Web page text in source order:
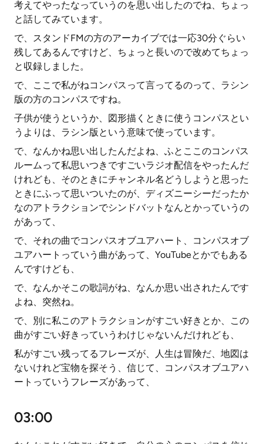
考えてやったなっていうのを思い出したのでね、ちょっ
と話してみています。
で、スタンドFMの方のアーカイブでは一応30分ぐらい
残してあるんですけど、ちょっと長いので改めてちょっ
と収録しました。
で、ここで私がねコンパスって言ってるのって、ラシン
版の方のコンパスですね。
子供が使うというか、図形描くときに使うコンパスとい
うよりは、ラシン版という意味で使っています。
で、なんかね思い出したんだよね、ふとここのコンパス
ルームって私思いつきですごいラジオ配信をやったんだ
けれども、そのときにチャンネル名どうしようと思った
ときにふって思いついたのが、ディズニーシーだったか
なのアトラクションでシンドバットなんとかっていうの
があって、
で、それの曲でコンパスオブユアハート、コンパスオブ
ユアハートっていう曲があって、YouTubeとかでもある
んですけども、
で、なんかそこの歌詞がね、なんか思い出されたんです
よね、突然ね。
で、別に私このアトラクションがすごい好きとか、この
曲がすごい好きっていうわけじゃないんだけれども、
私がすごい残ってるフレーズが、人生は冒険だ、地図は
ないけれど宝物を探そう、信じて、コンパスオブユアハ
ートっていうフレーズがあって、
03:00